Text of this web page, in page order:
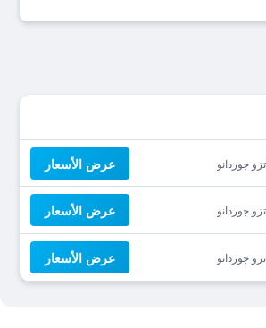
عرض الأسعار
عرض الأسعار
عرض الأسعار